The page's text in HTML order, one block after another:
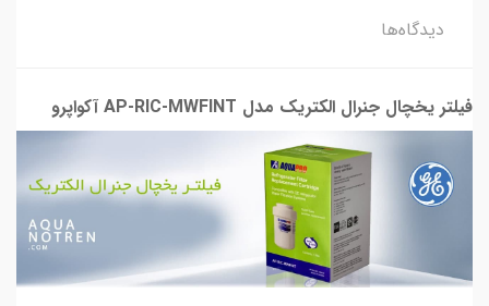
دیدگاه‌ها
فیلتر یخچال جنرال الکتریک مدل AP-RIC-MWFINT آکواپرو